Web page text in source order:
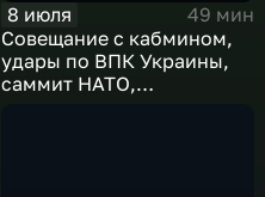
8 июля
49 мин
Совещание с кабмином,
удары по ВПК Украины,
саммит НАТО,